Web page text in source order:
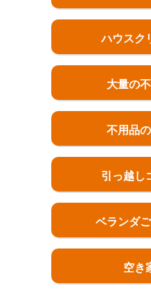
ハウスク
大量の
不用品
引っ越し
ベランダ
空き